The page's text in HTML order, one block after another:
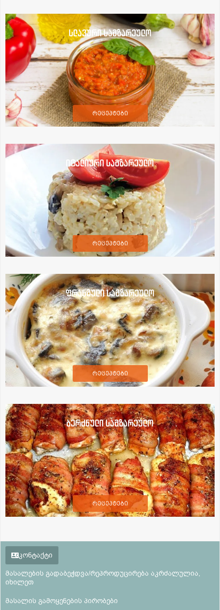
სლავური სამზარეულო
რეცეპტები
იტალიური სამზარეულო
რეცეპტები
ფრანგული სამზარეულო
რეცეპტები
ბერძნული სამზარეულო
რეცეპტები
კონტაქტი
მასალების გადაბეჭდვა/რეპროდუცირება აკრძალულია,
იხილეთ
მასალის გამოყენების პირობები